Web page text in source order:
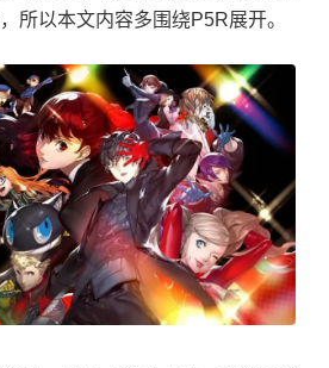
所以本文内容多围绕P5R展开。